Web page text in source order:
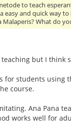
to teach
easy and quick way
Malaperis? What do
but I think
for students
course.
Ana Pana
works well for